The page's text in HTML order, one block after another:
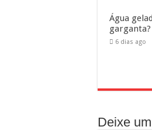
Água
garganta?
6 dias ago
Deixe